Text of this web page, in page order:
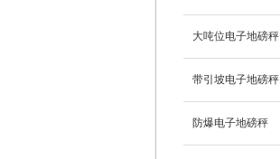
大吨位电子地磅秤
带引坡电子地磅秤
防爆电子地磅秤